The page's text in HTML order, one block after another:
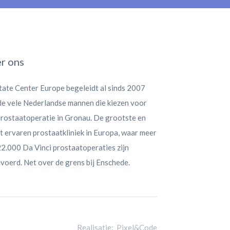
ons
Center Europe begeleidt al sinds 2007
vele Nederlandse mannen die kiezen voor
in Gronau. De grootste en
ervaren prostaatkliniek in Europa, waar meer
Da Vinci prostaatoperaties zijn
Net over de grens bij Enschede.
Realisatie: Pixel&Code